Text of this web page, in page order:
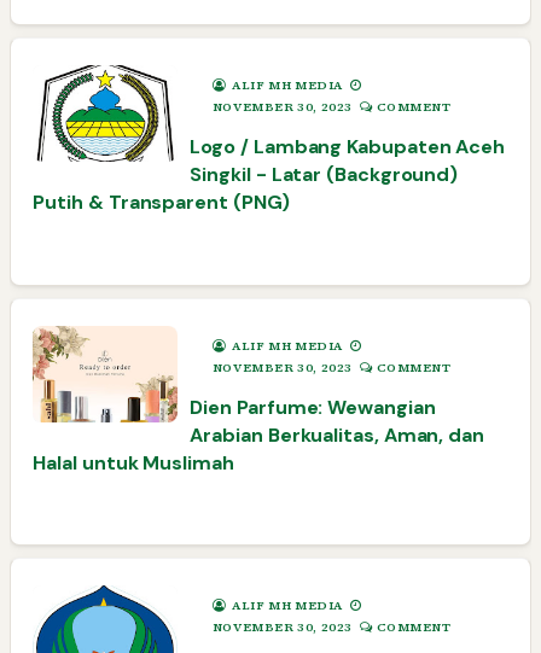
ALIF MH MEDIA
NOVEMBER 30, 2023
COMMENT
Logo / Lambang Kabupaten Aceh
Singkil - Latar (Background)
Putih & Transparent (PNG)
ALIF MH MEDIA
NOVEMBER 30, 2023
COMMENT
Dien Parfume: Wewangian
Arabian Berkualitas, Aman, dan
Halal untuk Muslimah
ALIF MH MEDIA
NOVEMBER 30, 2023
COMMENT